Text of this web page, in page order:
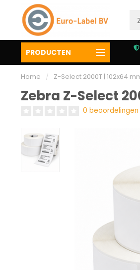
PRODUCTEN
We bieden altijd hulp bij
installatie
Home / Z-Select 2000T | 102x64
Zebra Z-Select
0 beoordelingen